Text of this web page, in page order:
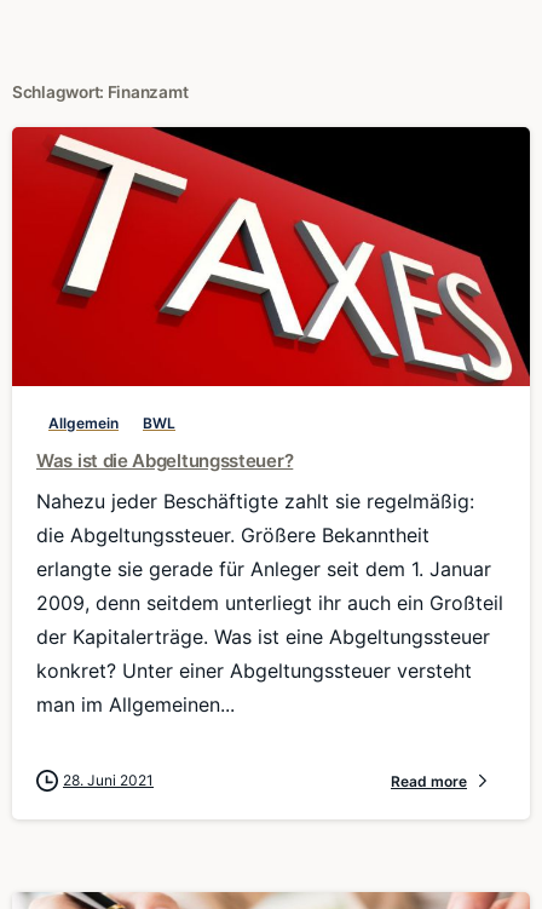
Schlagwort: Finanzamt
0
Allgemein BWL
Was ist die Abgeltungssteuer?
Nahezu jeder Beschäftigte zahlt sie regelmäßig:
die Abgeltungssteuer. Größere Bekanntheit
erlangte sie gerade für Anleger seit dem 1. Januar
2009, denn seitdem unterliegt ihr auch ein Großteil
der Kapitalerträge. Was ist eine Abgeltungssteuer
konkret? Unter einer Abgeltungssteuer versteht
man im Allgemeinen...
28. Juni 2021 Read more